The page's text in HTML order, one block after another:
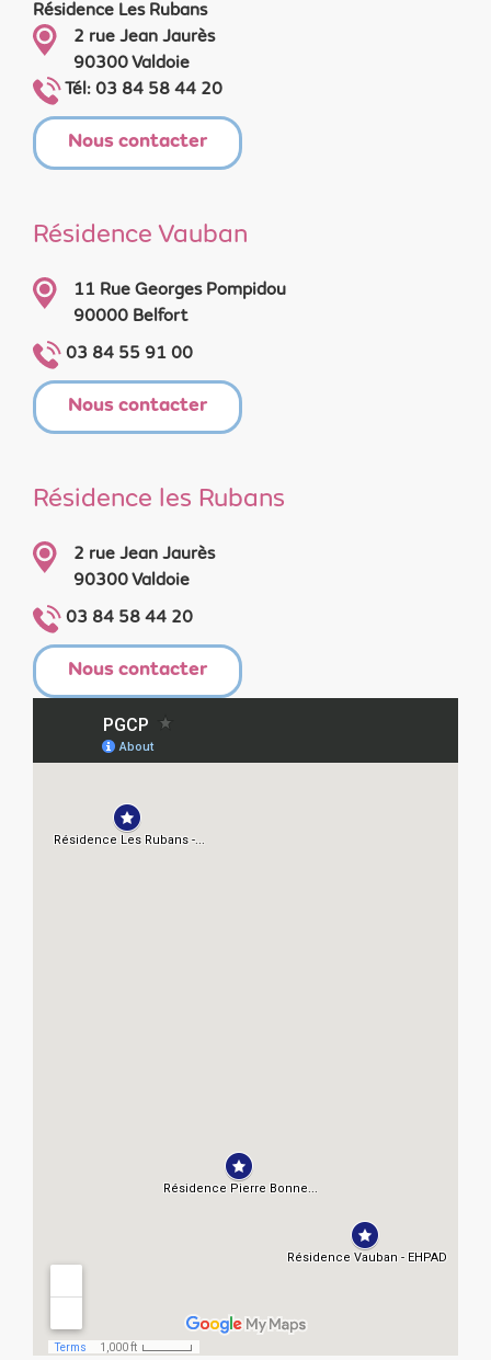
Résidence Les Rubans
2 rue Jean Jaurès
90300 Valdoie
Tél: 03 84 58 44 20
Nous contacter
Résidence Vauban
11 Rue Georges Pompidou
90000 Belfort
03 84 55 91 00
Nous contacter
Résidence les Rubans
2 rue Jean Jaurès
90300 Valdoie
03 84 58 44 20
Nous contacter